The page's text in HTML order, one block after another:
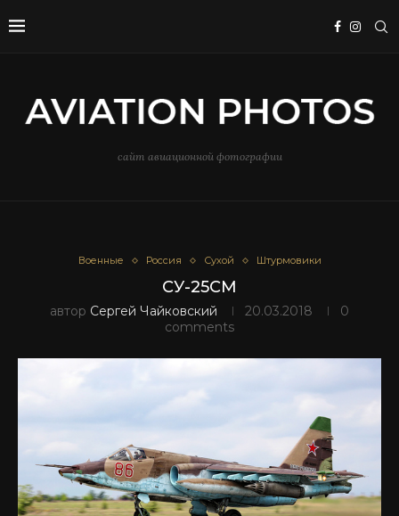
сайт авиационной фотографии
Военные Россия Сухой Штурмовики
СУ-25СМ
автор Сергей Чайковский 20.03.2018
0
comments